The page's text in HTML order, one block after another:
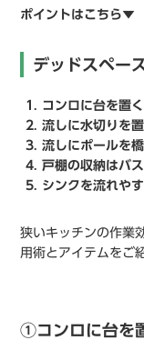
ポイントはこちら▼
デッドスペー
コンロに台を置く
流しに水切りを置
流しにポールを
戸棚の収納はバ
シンクを流れや
狭いキッチンの作業
用術とアイテムをご
①コンロに台を